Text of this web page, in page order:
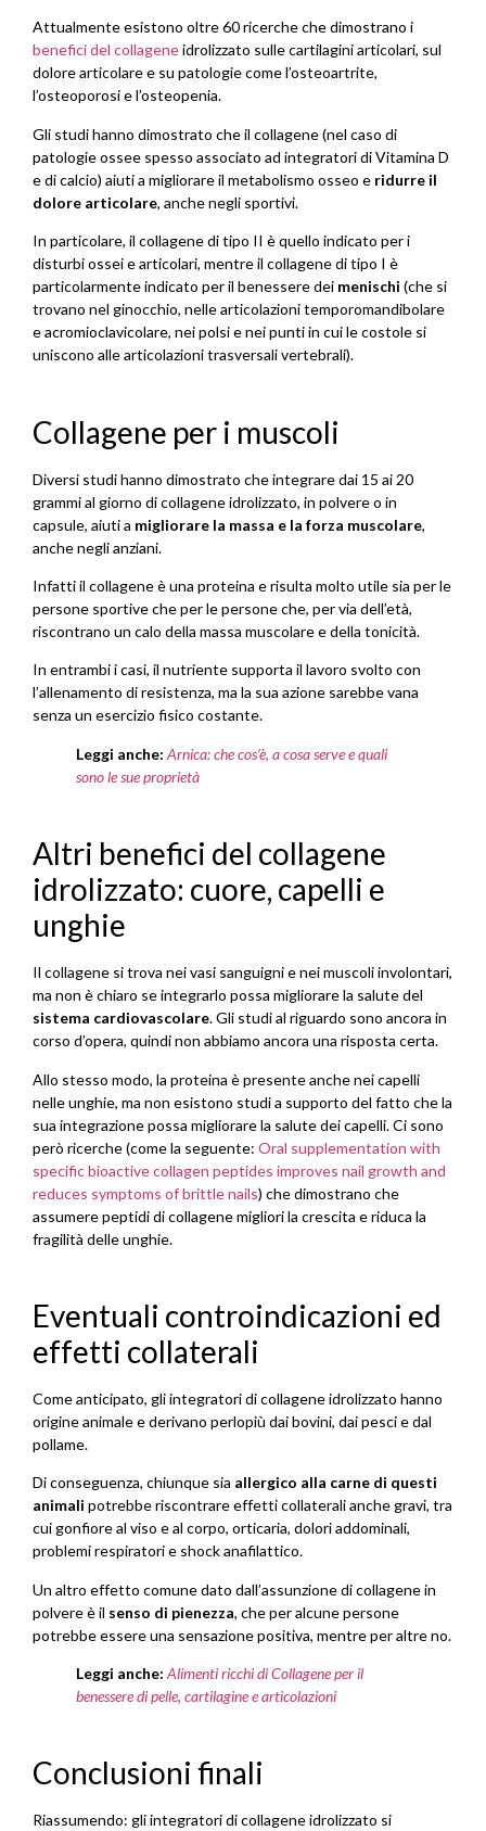
Attualmente esistono oltre 60 ricerche che dimostrano i
benefici del collageneidrolizzato sulle cartilagini articolari, sul
dolore articolare e su patologie come l’osteoartrite,
l’osteoporosi e l’osteopenia.
Gli studi hanno dimostrato che il collagene (nel caso di
patologie ossee spesso associato ad integratori di Vitamina D
e di calcio) aiuti a migliorare il metabolismo osseo e ridurre il
dolore articolare, anche negli sportivi.
In particolare, il collagene di tipo II è quello indicato per i
disturbi ossei e articolari, mentre il collagene di tipo I è
particolarmente indicato per il benessere dei menischi (che si
trovano nel ginocchio, nelle articolazioni temporomandibolare
e acromioclavicolare, nei polsi e nei punti in cui le costole si
uniscono alle articolazioni trasversali vertebrali).
Collagene per i muscoli
Diversi studi hanno dimostrato che integrare dai 15 ai 20
grammi al giorno di collagene idrolizzato, in polvere o in
capsule, aiuti a migliorare la massa e la forza muscolare,
anche negli anziani.
Infatti il collagene è una proteina e risulta molto utile sia per le
persone sportive che per le persone che, per via dell’età,
riscontrano un calo della massa muscolare e della tonicità.
In entrambi i casi, il nutriente supporta il lavoro svolto con
l’allenamento di resistenza, ma la sua azione sarebbe vana
senza un esercizio fisico costante.
Leggi anche: Arnica: che cos’è, a cosa serve e quali
sono le sue proprietà
Altri benefici del collagene
idrolizzato: cuore, capelli e
unghie
Il collagene si trova nei vasi sanguigni e nei muscoli involontari,
ma non è chiaro se integrarlo possa migliorare la salute del
sistema cardiovascolare. Gli studi al riguardo sono ancora in
corso d’opera, quindi non abbiamo ancora una risposta certa.
Allo stesso modo, la proteina è presente anche nei capelli
nelle unghie, ma non esistono studi a supporto del fatto che la
sua integrazione possa migliorare la salute dei capelli. Ci sono
però ricerche (come la seguente: Oral supplementation with
specific bioactive collagen peptides improves nail growth and
reduces symptoms of brittle nails) che dimostrano che
assumere peptidi di collagene migliori la crescita e riduca la
fragilità delle unghie.
Eventuali controindicazioni ed
effetti collaterali
Come anticipato, gli integratori di collagene idrolizzato hanno
origine animale e derivano perlopiù dai bovini, dai pesci e dal
pollame.
Di conseguenza, chiunque sia allergico alla carne di questi
animali potrebbe riscontrare effetti collaterali anche gravi, tra
cui gonfiore al viso e al corpo, orticaria, dolori addominali,
problemi respiratori e shock anafilattico.
Un altro effetto comune dato dall’assunzione di collagene in
polvere è il senso di pienezza, che per alcune persone
potrebbe essere una sensazione positiva, mentre per altre no.
Leggi anche: Alimenti ricchi di Collagene per il
benessere di pelle, cartilagine e articolazioni
Conclusioni finali
Riassumendo: gli integratori di collagene idrolizzato si